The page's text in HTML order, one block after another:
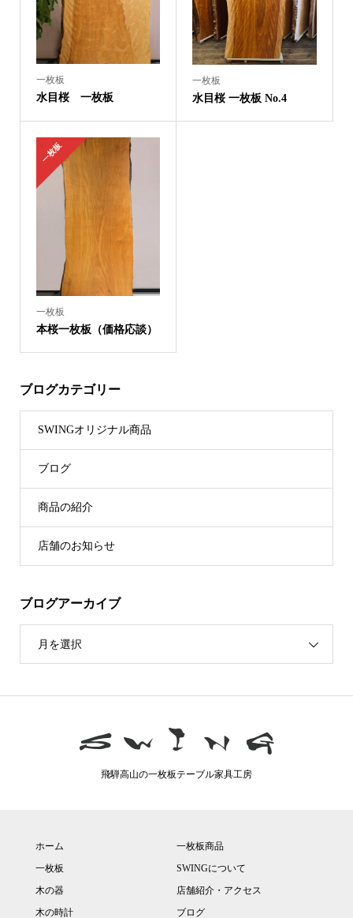
一枚板
水目桜 一枚板
一枚板
水目桜 一枚板 No.4
一枚板
一枚板
本桜一枚板（価格応談）
ブログカテゴリー
SWINGオリジナル商品
ブログ
商品の紹介
店舗のお知らせ
ブログアーカイブ
月を選択
飛騨高山の一枚板テーブル家具工房
ホーム
一枚板
木の器
木の時計
一枚板商品
SWINGについて
店舗紹介・アクセス
ブログ